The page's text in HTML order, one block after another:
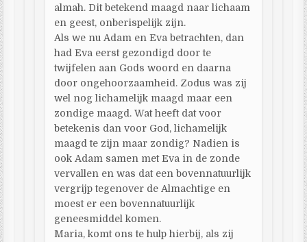
almah. Dit betekend maagd naar lichaam
en geest, onberispelijk zijn.
Als we nu Adam en Eva betrachten, dan
had Eva eerst gezondigd door te
twijfelen aan Gods woord en daarna
door ongehoorzaamheid. Zodus was zij
wel nog lichamelijk maagd maar een
zondige maagd. Wat heeft dat voor
betekenis dan voor God, lichamelijk
maagd te zijn maar zondig? Nadien is
ook Adam samen met Eva in de zonde
vervallen en was dat een bovennatuurlijk
vergrijp tegenover de Almachtige en
moest er een bovennatuurlijk
geneesmiddel komen.
Maria, komt ons te hulp hierbij, als zij